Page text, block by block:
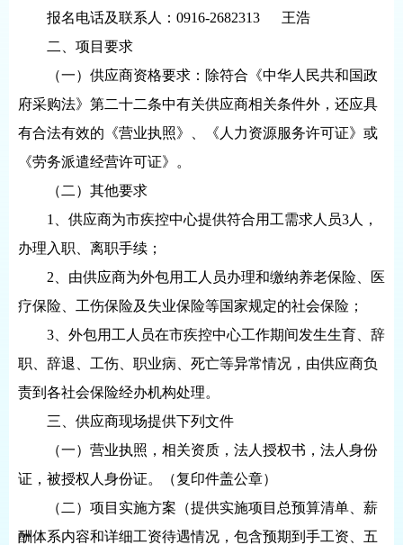
报名电话及联系人：0916-2682313 王浩
二、项目要求
（一）供应商资格要求：除符合《中华人民共和国政
府采购法》第二十二条中有关供应商相关条件外，还应具
有合法有效的《营业执照》、《人力资源服务许可证》或
《劳务派遣经营许可证》。
（二）其他要求
1、供应商为市疾控中心提供符合用工需求人员3人，
办理入职、离职手续；
2、由供应商为外包用工人员办理和缴纳养老保险、医
疗保险、工伤保险及失业保险等国家规定的社会保险；
3、外包用工人员在市疾控中心工作期间发生生育、辞
职、辞退、工伤、职业病、死亡等异常情况，由供应商负
责到各社会保险经办机构处理。
三、供应商现场提供下列文件
（一）营业执照，相关资质，法人授权书，法人身份
证，被授权人身份证。（复印件盖公章）
（二）项目实施方案（提供实施项目总预算清单、薪
酬体系内容和详细工资待遇情况，包含预期到手工资、五